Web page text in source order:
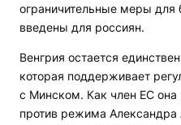
ограничительные меры для
введены для россиян.
Венгрия остается
которая поддерживает
с Минском. Как член ЕС она
против режима